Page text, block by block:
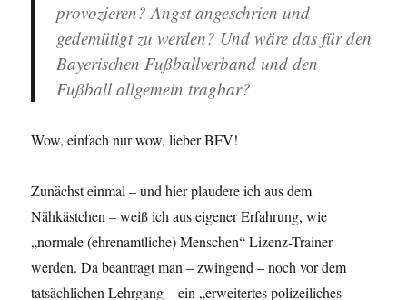
provozieren? Angst angeschrien und
gedemütigt zu werden? Und wäre das für den
Bayerischen Fußballverband und den
Fußball allgemein tragbar?
Wow, einfach nur wow, lieber BFV!
Zunächst einmal – und hier plaudere ich aus dem
Nähkästchen – weiß ich aus eigener Erfahrung, wie
„normale (ehrenamtliche) Menschen“ Lizenz-Trainer
werden. Da beantragt man – zwingend – noch vor dem
tatsächlichen Lehrgang – ein „erweitertes polizeiliches